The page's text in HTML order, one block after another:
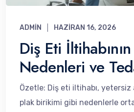
ADMIN HAZIRAN 16, 2026
Diş Eti İltihabının
Nedenleri ve
Özetle: Diş eti iltihabı, yetersiz
plak birikimi gibi nedenlerle